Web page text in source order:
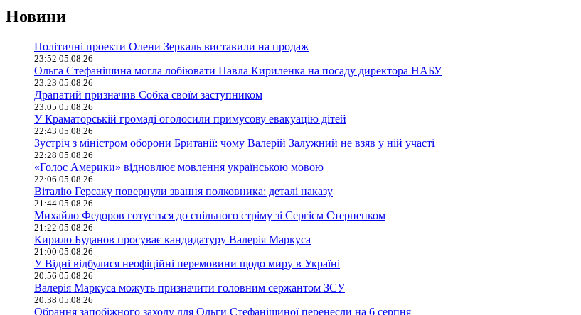
Новини
Політичні проекти Олени Зеркаль виставили на продаж
23:52 05.08.26
Ольга Стефанішина могла лобіювати Павла Кириленка на посаду директора НАБУ
23:23 05.08.26
Драпатий призначив Собка своїм заступником
23:05 05.08.26
У Краматорській громаді оголосили примусову евакуацію дітей
22:43 05.08.26
Зустріч з міністром оборони Британії: чому Валерій Залужний не взяв у ній участі
22:28 05.08.26
«Голос Америки» відновлює мовлення українською мовою
22:06 05.08.26
Віталію Герсаку повернули звання полковника: деталі наказу
21:44 05.08.26
Михайло Федоров готується до спільного стріму зі Сергієм Стерненком
21:22 05.08.26
Кирило Буданов просуває кандидатуру Валерія Маркуса
21:00 05.08.26
У Відні відбулися неофіційні перемовини щодо миру в Україні
20:56 05.08.26
Валерія Маркуса можуть призначити головним сержантом ЗСУ
20:38 05.08.26
Обрання запобіжного заходу для Ольги Стефанішиної перенесли на 6 серпня